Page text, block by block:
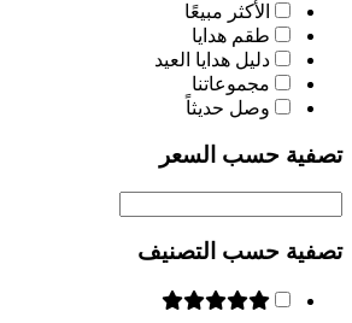
الأكثر مبيعًا
طقم هدايا
دليل هدايا العيد
مجموعاتنا
وصل حديثاً
تصفية حسب السعر
تصفية حسب التصنيف